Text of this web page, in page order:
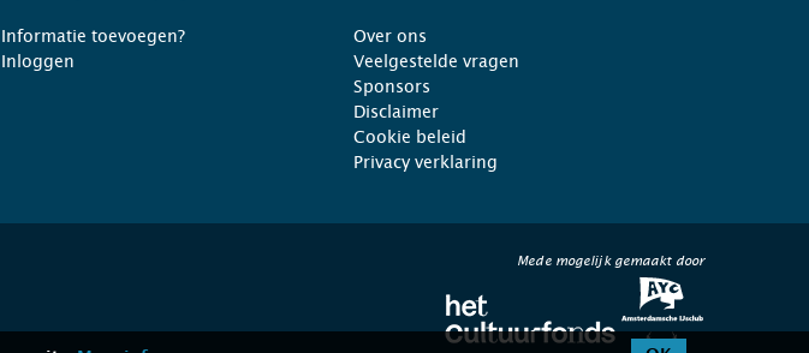
Informatie toevoegen?
Inloggen
Over ons
Veelgestelde vragen
Sponsors
Disclaimer
Cookie beleid
Privacy verklaring
Mede mogelijk gemaakt door